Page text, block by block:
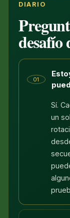
DIARIO
desafío
01
Sí.
un